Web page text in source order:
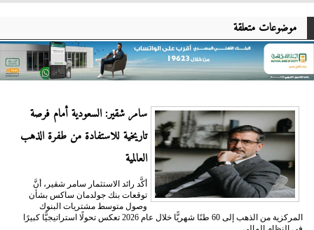
موضوعات متعلقة
سامر شقير: السعودية أمام فرصة
تاريخية للاستفادة من طفرة الذهب
العالمية
أكَّد رائد الاستثمار سامر شقير، أنَّ
توقعات بنك جولدمان ساكس بشأن
وصول متوسط مشتريات البنوك
المركزية من الذهب إلى 60 طنًا شهريًّا خلال عام 2026 تعكس تحولًا استراتيجيًّا كبيرًا